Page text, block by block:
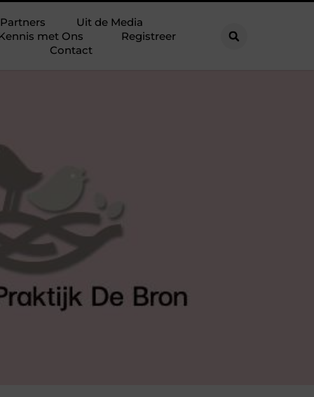
Partners
Uit de Media
met Ons
Registreer
Contact